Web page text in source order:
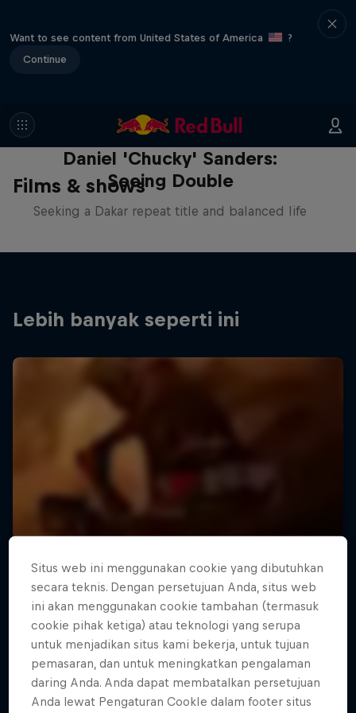
Want to see content from United States of America
?
Continue
Films & shows
Daniel 'Chucky' Sanders:
Seeing Double
Seeking a Dakar repeat title and balanced life
Lebih banyak seperti ini
Situs web ini menggunakan cookie yang dibutuhkan
secara teknis. Dengan persetujuan Anda, situs web
ini akan menggunakan cookie tambahan (termasuk
cookie pihak ketiga) atau teknologi yang serupa
untuk menjadikan situs kami bekerja, untuk tujuan
pemasaran, dan untuk meningkatkan pengalaman
daring Anda. Anda dapat membatalkan persetujuan
Anda lewat Pengaturan CookIe dalam footer situs